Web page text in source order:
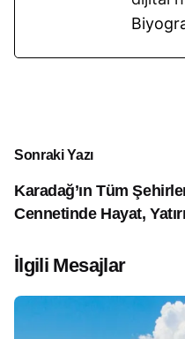
Sonraki Yazı
Karadağ’ın Tüm
Cennetinde Hayat,
İlgili Mesajlar